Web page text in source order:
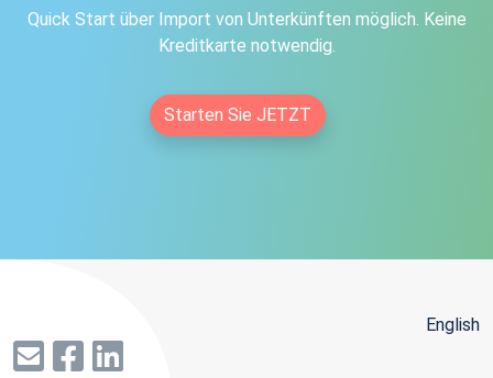
Quick Start über Import von Unterkünften möglich. Keine
Kreditkarte notwendig.
Starten Sie JETZT
English